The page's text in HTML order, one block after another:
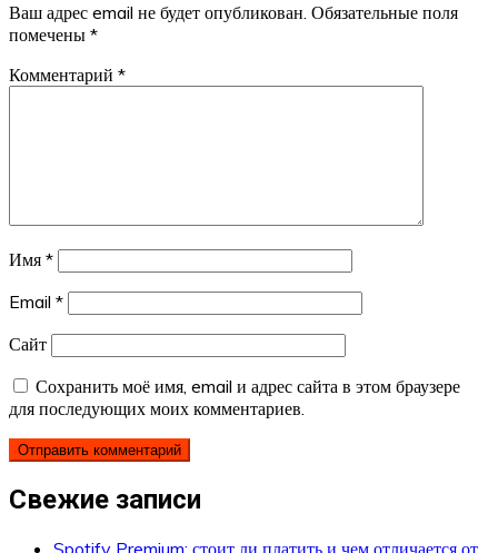
Ваш адрес email не будет опубликован. Обязательные поля
помечены *
Комментарий *
Имя *
Email *
Сайт
Сохранить моё имя, email и адрес сайта в этом браузере
для последующих моих комментариев.
Свежие записи
Spotify Premium: стоит ли платить и чем отличается от